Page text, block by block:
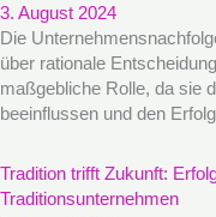
3. August 2024
Die
über rationale
maßgebliche Rolle, da sie
beeinflussen und den
Tradition trifft Zukunft:
Traditionsunternehmen